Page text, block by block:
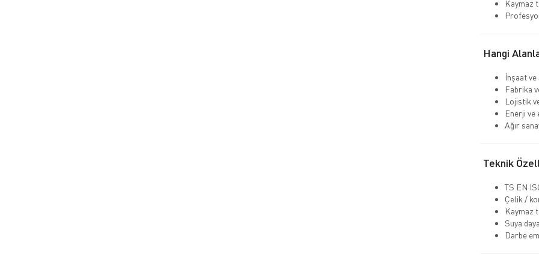
Kaymaz
Hangi
İnşaat
Fabrika
Lojistik
Enerji
Ağır
Teknik
TS EN
Çelik /
Kaymaz
Suya
Darbe